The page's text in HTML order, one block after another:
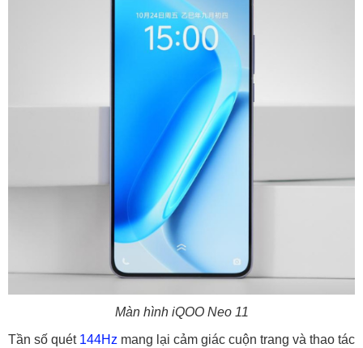
Màn hình iQOO Neo 11
Tần số quét 144Hz mang lại cảm giác cuộn trang và thao tác